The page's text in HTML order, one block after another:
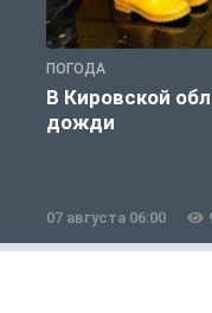
ПОГОДА
В Кировской
дожди
07 августа 06:00